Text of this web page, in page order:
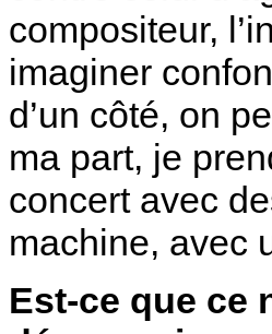
compositeur,
imaginer
d’un côté, on
ma part, je
concert avec
machine, avec
Est-ce que ce